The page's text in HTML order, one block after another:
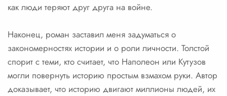
как люди теряют друг друга на войне.
Наконец, роман заставил меня задуматься о
закономерностях истории и о роли личности. Толстой
спорит с теми, кто считает, что Наполеон или Кутузов
могли повернуть историю простым взмахом руки. Автор
доказывает, что историю двигают миллионы людей, их